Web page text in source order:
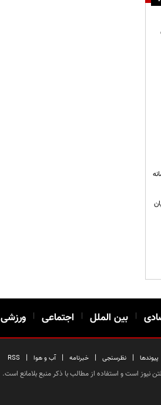
| بین الملل | اجتماعی | ورزشی
پیوندها | نظرسنجی | خبرنامه | آب و هوا |
RSS
نیوز است و استفاده از مطالب با ذکر منبع بلامانع است.